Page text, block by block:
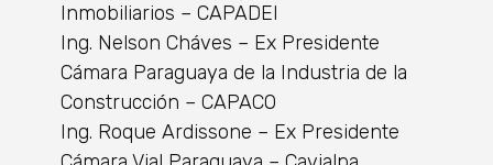
Inmobiliarios – CAPADEI
Ing. Nelson Cháves – Ex Presidente
Cámara Paraguaya de la Industria de la
Construcción – CAPACO
Ing. Roque Ardissone – Ex Presidente